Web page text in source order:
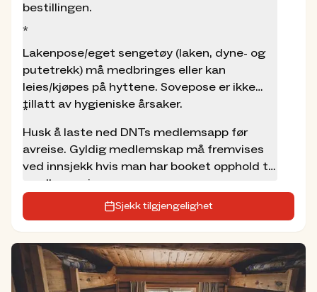
oppskriftshefte
Vann og oppvarming
Betjent: Innlagt vann, strøm og vedfyring.
Ubetjent: Vann hentes i nærmeste kilde.
Vedfyring.
Hund
Det er tilrettelagt for hund på Jøldalshytta med
to hunderom (totalt 8 sengeplasser) og
hundebur i ulike størrelser. Disse rommene er
tilgjengelig både i betjente og selvbetjent
sesong. Disse rommene kan ikke bestilles
eksklusivt, men må deles mellom alle reisefølger
med hund.Les mer om hund på hyttene i
Trollheimen her.
bestillingen.
*
Lakenpose/eget sengetøy (laken, dyne- og
putetrekk) må medbringes eller kan
leies/kjøpes på hyttene. Sovepose er ikke
tillatt av hygieniske årsaker.
*
Husk å laste ned DNTs medlemsapp før
avreise. Gyldig medlemskap må fremvises
ved innsjekk hvis man har booket opphold til
medlemspris.
Sjekk tilgjengelighet